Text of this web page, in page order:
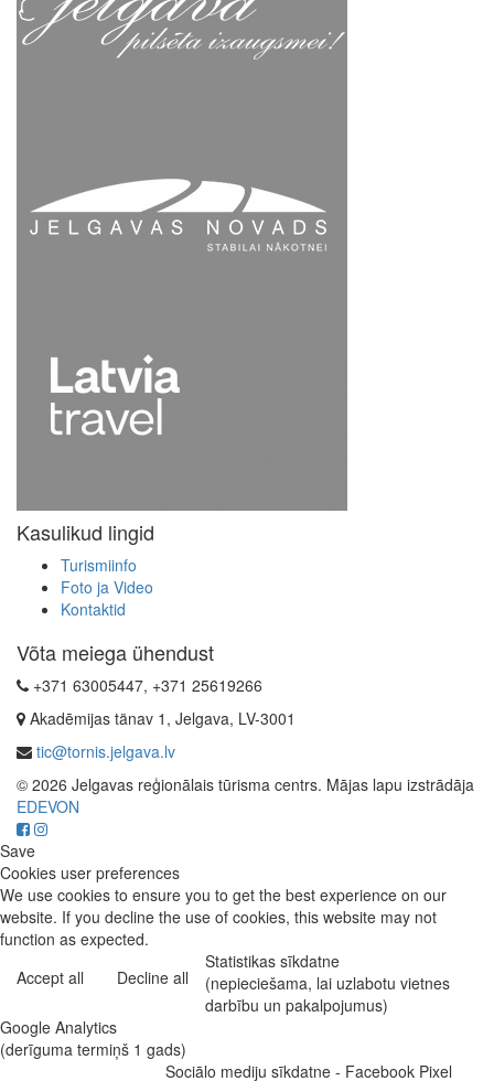
Kasulikud lingid
Turismiinfo
Foto ja Video
Kontaktid
Võta meiega ühendust
+371 63005447, +371 25619266
Akadēmijas tänav 1, Jelgava, LV-3001
tic@tornis.jelgava.lv
© 2026 Jelgavas reģionālais tūrisma centrs. Mājas lapu izstrādāja
EDEVON
Save
Cookies user preferences
We use cookies to ensure you to get the best experience on our
website. If you decline the use of cookies, this website may not
function as expected.
Accept all
Decline all
Statistikas sīkdatne
(nepieciešama, lai uzlabotu vietnes
darbību un pakalpojumus)
Google Analytics
(derīguma termiņš 1 gads)
Sociālo mediju sīkdatne - Facebook Pixel